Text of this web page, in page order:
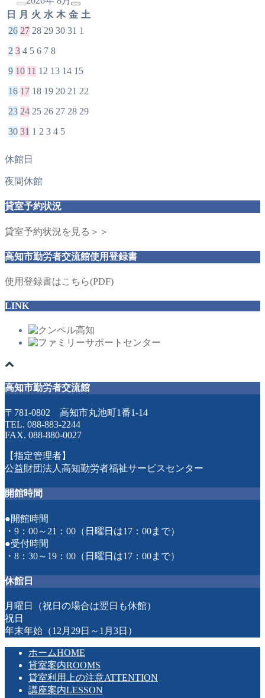
日
月 火 水 木 金 土
26 27 28 29 30 31 1
2 3 4 5 6 7 8
9 10 11 12 13 14 15
16 17 18 19 20 21 22
23 24 25 26 27 28 29
30 31 1 2 3 4 5
休館日
夜間休館
貸室予約状況
貸室予約状況を見る＞＞
高知市勤労者交流館使用登録書
使用登録書はこちら(PDF)
LINK
高知市勤労者交流館
〒781-0802 高知市丸池町1番1-14
TEL. 088-883-2244
FAX. 088-880-0027
【指定管理者】
公益財団法人高知勤労者福祉サービスセンター
開館時間
●開館時間
・9：00～21：00（日曜日は17：00まで）
●受付時間
・8：30～19：00（日曜日は17：00まで）
休館日
月曜日（祝日の場合は翌日も休館）
祝日
年末年始（12月29日～1月3日）
ホームHOME
貸室案内ROOMS
貸室利用上の注意ATTENTION
講座案内LESSON